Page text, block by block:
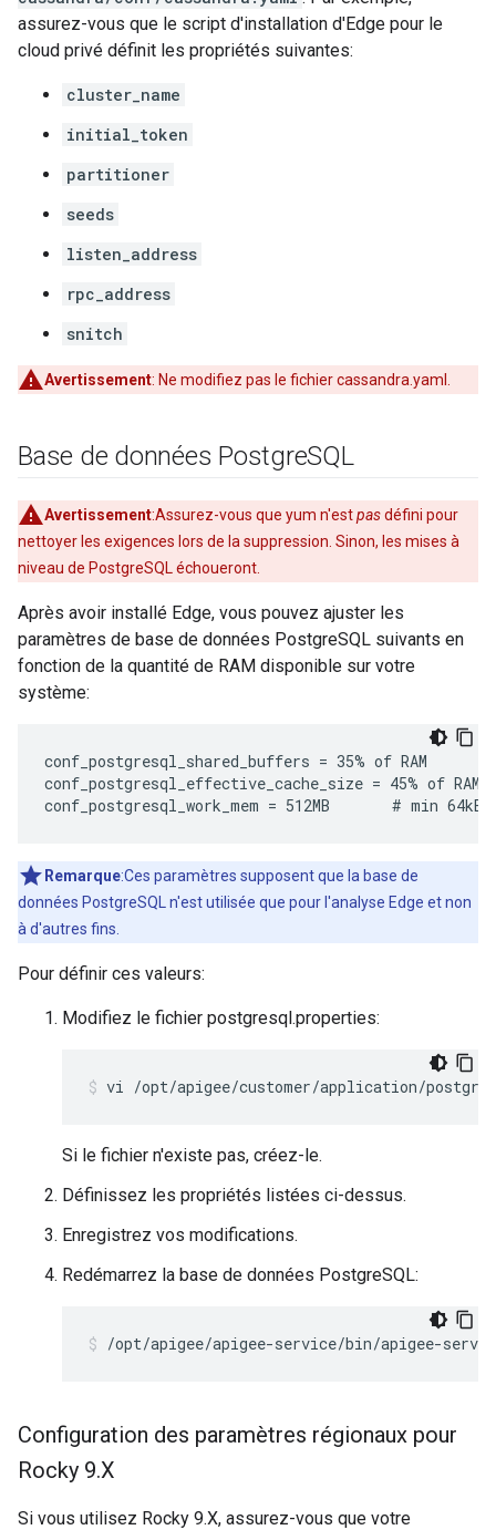
assurez-vous que le script d'installation d'Edge pour le
cloud privé définit les propriétés suivantes:
cluster_name
initial_token
partitioner
seeds
listen_address
rpc_address
snitch
Avertissement: Ne modifiez pas le fichier cassandra.yaml.
Base de données PostgreSQL
Avertissement:Assurez-vous que yum n'estpasdéfini pour
nettoyer les exigences lors de la suppression. Sinon, les mises à
niveau de PostgreSQL échoueront.
Après avoir installé Edge, vous pouvez ajuster les
paramètres de base de données PostgreSQL suivants en
fonction de la quantité de RAM disponible sur votre
système:
conf_postgresql_shared_buffers = 35% of RAM      #
conf_postgresql_effective_cache_size = 45% of RAM
conf_postgresql_work_mem = 512MB       # min 64kB
Remarque:Ces paramètres supposent que la base de
données PostgreSQL n'est utilisée que pour l'analyse Edge et non
à d'autres fins.
Pour définir ces valeurs:
Modifiez le fichier postgresql.properties:
vi /opt/apigee/customer/application/
Si le fichier n'existe pas, créez-le.
Définissez les propriétés listées ci-dessus.
Enregistrez vos modifications.
Redémarrez la base de données PostgreSQL:
/opt/apigee/apigee-service/bin/apigee-
Configuration des paramètres régionaux pour
Rocky 9.X
Si vous utilisez Rocky 9.X, assurez-vous que votre